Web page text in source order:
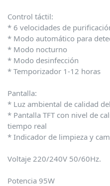
Control táctil:
* 6 velocidades de
* Modo automático para
* Modo nocturno
* Modo desinfección
* Temporizador 1-12 horas
Pantalla:
* Luz ambiental de calidad
* Pantalla TFT con nivel de
tiempo real
* Indicador de limpieza y
Voltaje 220/240V 50/60Hz.
Potencia 95W